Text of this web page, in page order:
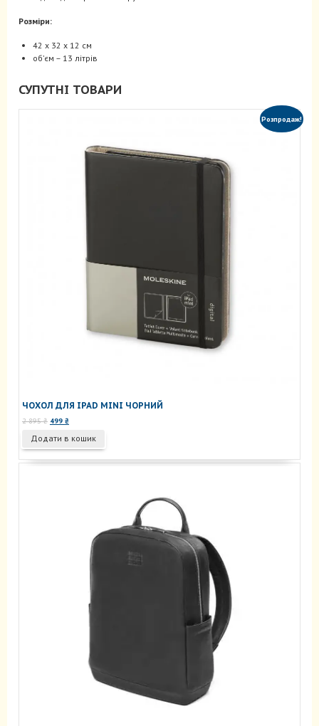
Розміри:
42 x 32 x 12 см
об’єм – 13 літрів
СУПУТНІ ТОВАРИ
Розпродаж!
ЧОХОЛ ДЛЯ IPAD MINI ЧОРНИЙ
2 895₴ Оригінальна
2
895 ₴.
499 ₴Поточна
499 ₴.
Додати в кошик